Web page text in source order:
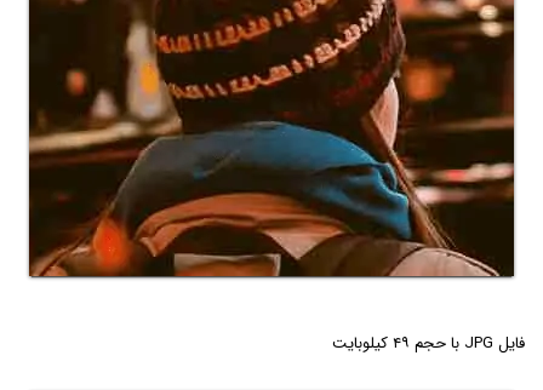
فایل JPG با حجم ۴۹ کیلوبایت